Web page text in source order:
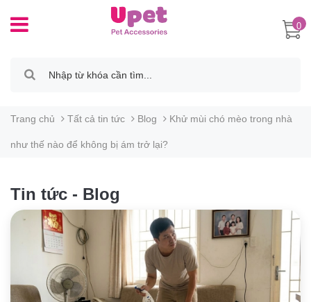
0
Trang chủ Tất cả tin tức Blog Khử mùi chó mèo trong nhà
như thế nào để không bị ám trở lại?
Tin tức - Blog